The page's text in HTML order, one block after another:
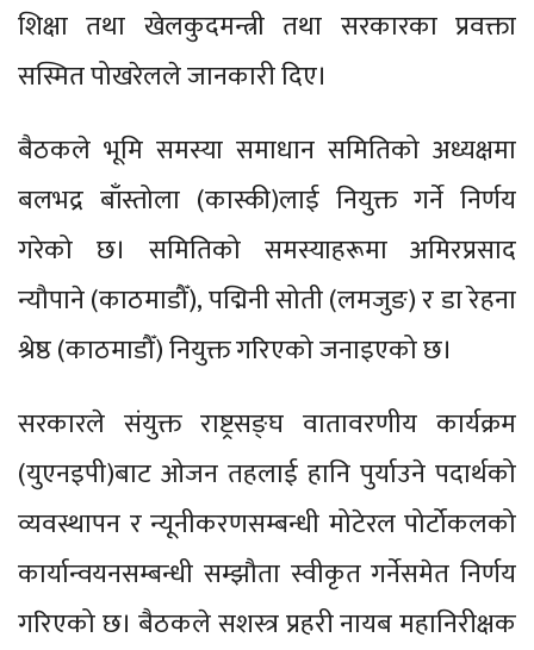
शिक्षा तथा खेलकुदमन्त्री तथा सरकारका प्रवक्ता
सस्मित पोखरेलले जानकारी दिए।
बैठकले भूमि समस्या समाधान समितिको अध्यक्षमा
बलभद्र बाँस्तोला (कास्की)लाई नियुक्त गर्ने निर्णय
गरेको छ। समितिको समस्याहरूमा अमिरप्रसाद
न्यौपाने (काठमाडौँ), पद्मिनी सोती (लमजुङ) र डा रेहना
श्रेष्ठ (काठमाडौँ) नियुक्त गरिएको जनाइएको छ।
सरकारले संयुक्त राष्ट्रसङ्घ वातावरणीय कार्यक्रम
(युएनइपी)बाट ओजन तहलाई हानि पुर्याउने पदार्थको
व्यवस्थापन र न्यूनीकरणसम्बन्धी मोटेरल पोर्टोकलको
कार्यान्वयनसम्बन्धी सम्झौता स्वीकृत गर्नेसमेत निर्णय
गरिएको छ। बैठकले सशस्त्र प्रहरी नायब महानिरीक्षक